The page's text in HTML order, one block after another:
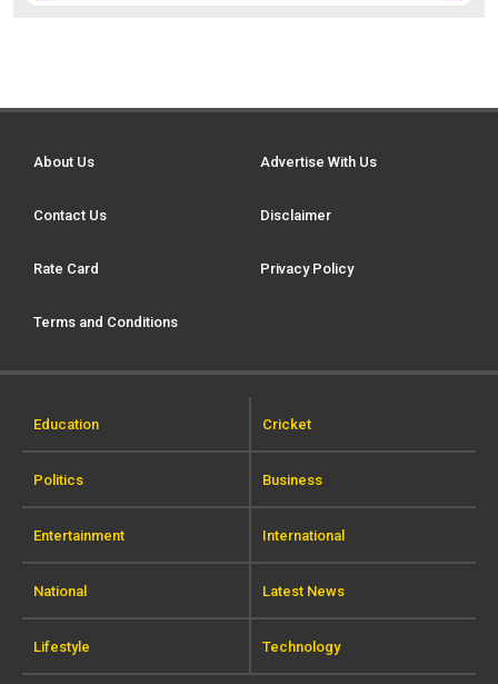
About Us Advertise With Us
Contact Us Disclaimer
Rate Card Privacy Policy
Terms and Conditions
Education Cricket
Politics Business
Entertainment International
National Latest News
Lifestyle Technology